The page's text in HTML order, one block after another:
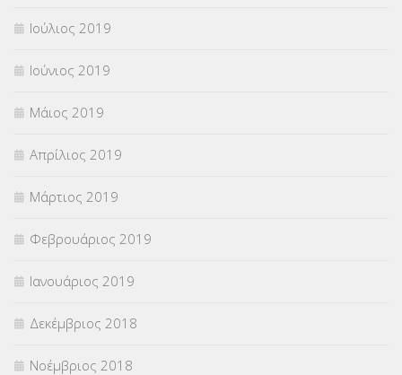
Ιούλιος 2019
Ιούνιος 2019
Μάιος 2019
Απρίλιος 2019
Μάρτιος 2019
Φεβρουάριος 2019
Ιανουάριος 2019
Δεκέμβριος 2018
Νοέμβριος 2018